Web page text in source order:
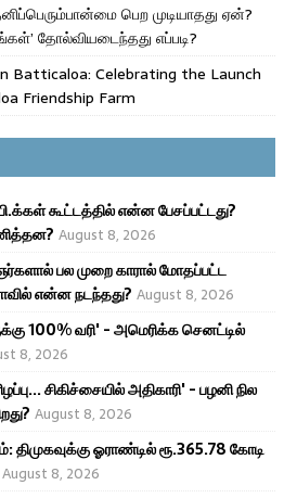
பெற முடியாதது ஏன்?
தோல்வியடைந்தது எப்படி?
Batticaloa: Celebrating the Launch
Friendship Farm
கூட்டத்தில் என்ன பேசப்பட்டது?
August 8, 2026
பல முறை காரால் மோதப்பட்ட
என்ன நடந்தது? August 8, 2026
100% வரி' - அமெரிக்க செனட்டில்
8, 2026
சிகிச்சையில் அதிகாரி' - பழனி நில
August 8, 2026
திமுகவுக்கு ஓராண்டில் ரூ.365.78 கோடி
August 8, 2026